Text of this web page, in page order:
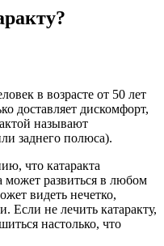
в возрасте от 50 лет
доставляет дискомфорт,
называют
заднего полюса).
что катаракта
может развиться в любом
видеть нечетко,
Если не лечить катаракту,
настолько, что